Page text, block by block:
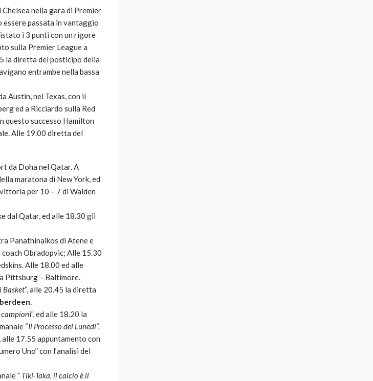
Chelsea nella gara di Premier
essere passata in vantaggio
i 3 punti con un rigore
sulla Premier League a
la diretta del posticipo della
entrambe nella bassa
Austin, nel Texas, con il
ed a Ricciardo sulla Red
questo successo Hamilton
Alle 19.00 diretta del
da Doha nel Qatar. A
maratona di New York, ed
per 10 – 7 di Walden
dal Qatar, ed alle 18.30 gli
Panathinaikos di Atene e
Obradopvic; Alle 15.30
Alle 18.00 ed alle
Pittsburg – Baltimore.
Basket“, alle 20.45 la diretta
.
campioni”, ed alle 18.20 la
“Il Processo del Lunedì“.
17.55 appuntamento con
Uno” con l’analisi del
” Tiki-Taka, il calcio è il